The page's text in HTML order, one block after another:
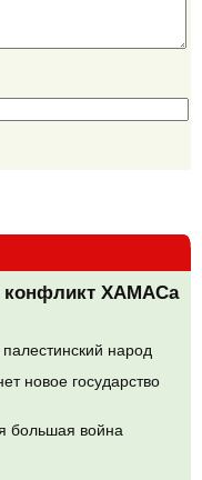
конфликт ХАМАСа
народ
новое государство
большая война